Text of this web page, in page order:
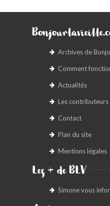
Archives de
Comment
Actualités
Les
Contact
Plan du site
Mentions légales
Les + de BLV
Simone vous